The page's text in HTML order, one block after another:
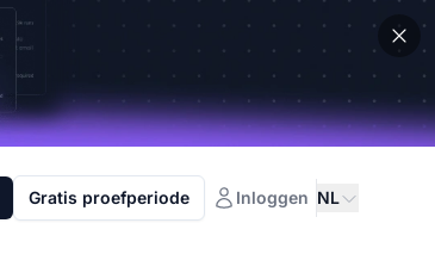
Gratis proefperiode Inloggen NL